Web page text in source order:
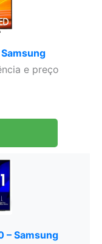
e preço
– Samsung